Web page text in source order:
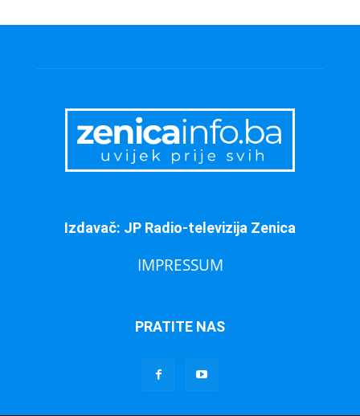
Izdavač: JP Radio-televizija Zenica
IMPRESSUM
PRATITE NAS